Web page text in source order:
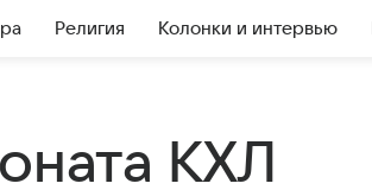
Религия Колонки и интервью
КХЛ